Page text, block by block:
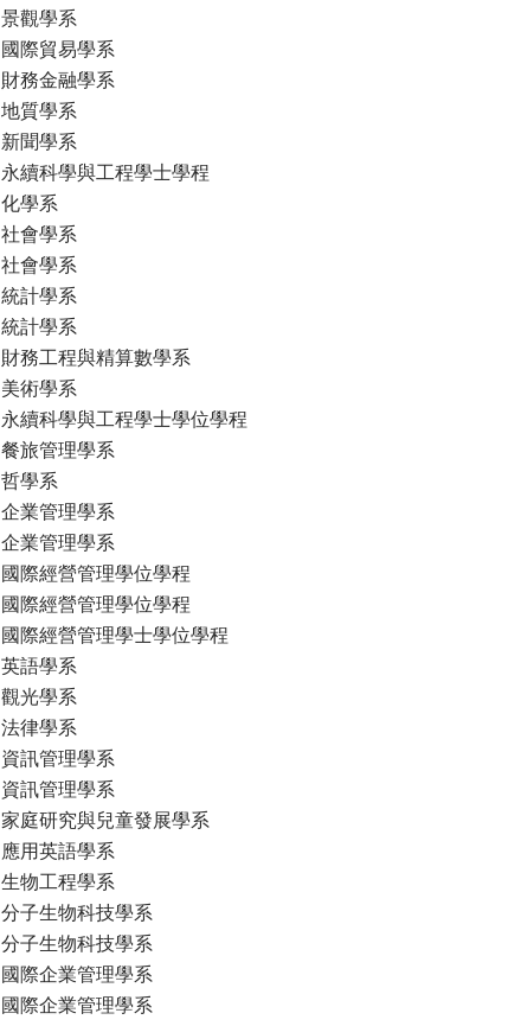
景觀學系
國際貿易學系
財務金融學系
地質學系
新聞學系
永續科學與工程學士學程
化學系
社會學系
社會學系
統計學系
統計學系
財務工程與精算數學系
美術學系
永續科學與工程學士學位學程
餐旅管理學系
哲學系
企業管理學系
企業管理學系
國際經營管理學位學程
國際經營管理學位學程
國際經營管理學士學位學程
英語學系
觀光學系
法律學系
資訊管理學系
資訊管理學系
家庭研究與兒童發展學系
應用英語學系
生物工程學系
分子生物科技學系
分子生物科技學系
國際企業管理學系
國際企業管理學系